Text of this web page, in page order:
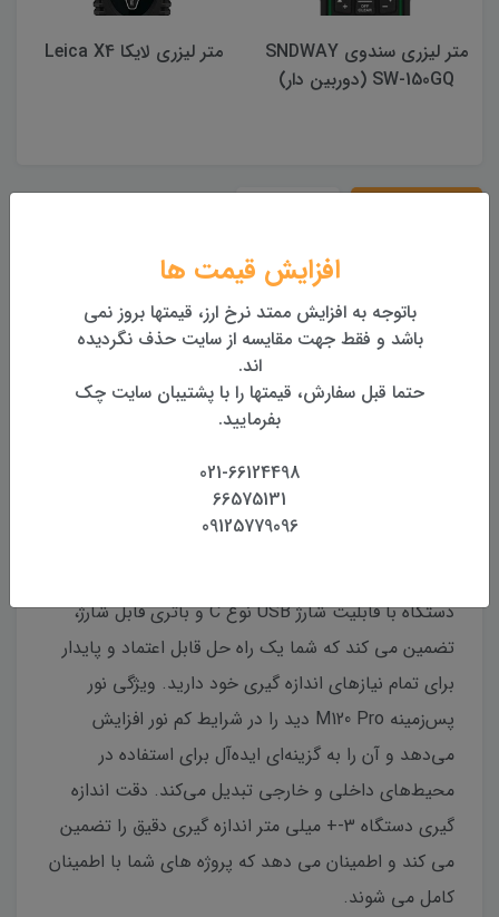
متر لیزری سندوی SNDWAY
متر لیزری لایکا Leica X4
Pro دقت اندازه گیری: +-3 میلی متر شارژ USB: بله اندازه
گیری برد کوتاه فیزیکی / اندازه گیری لیزری: بله طراحی و
سبک: جمع و جور و قابل حمل
امکانات: |اندازه گیری فاصله چیست|مترپیتر|اندازه گیری
**اندازه گیری دقیق پیشرفته** فاصله سنج لیزری
Mileseey M120 Pro یک ابزار پیشرفته است که برای
دستگاه با قابلیت شارژ USB نوع C و باتری قابل شارژ،
تضمین می کند که شما یک راه حل قابل اعتماد و پایدار
برای تمام نیازهای اندازه گیری خود دارید. ویژگی نور
پس‌زمینه M120 Pro دید را در شرایط کم نور افزایش
می‌دهد و آن را به گزینه‌ای ایده‌آل برای استفاده در
محیط‌های داخلی و خارجی تبدیل می‌کند. دقت اندازه
گیری دستگاه 3-+ میلی متر اندازه گیری دقیق را تضمین
می کند و اطمینان می دهد که پروژه های شما با اطمینان
کامل می شوند.
افزایش قیمت ها
باتوجه به افزایش ممتد نرخ ارز، قیمتها بروز نمی
باشد و فقط جهت مقایسه از سایت حذف نگردیده
اند.
حتما قبل سفارش، قیمتها را با پشتیبان سایت چک
بفرمایید.
021-66124498
66575131
09125779096